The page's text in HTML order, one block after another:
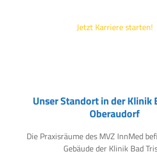
Jetzt Karriere starten!
Unser Standort in der Klinik
Oberaudorf
Die Praxisräume des MVZ InnMed
Gebäude der Klinik Bad